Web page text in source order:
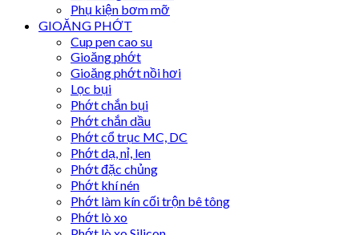
Phụ kiện bơm mỡ
GIOĂNG PHỚT
Cup pen cao su
Gioăng phớt
Gioăng phớt nồi hơi
Lọc bụi
Phớt chắn bụi
Phớt chắn dầu
Phớt cổ trục MC, DC
Phớt dạ, nỉ, len
Phớt đặc chủng
Phớt khí nén
Phớt làm kín cối trộn bê tông
Phớt lò xo